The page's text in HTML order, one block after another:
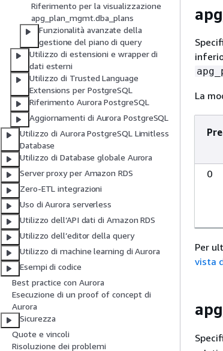
Riferimento per la visualizzazione
apg_plan_mgmt.dba_plans
Funzionalità avanzate della
gestione del piano di query
Utilizzo di estensioni e wrapper di
dati esterni
Utilizzo di Trusted Language
Extensions per PostgreSQL
Riferimento Aurora PostgreSQL
Aggiornamenti di Aurora PostgreSQL
Utilizzo di Aurora PostgreSQL Limitless
Database
Utilizzo di Database globale Aurora
Server proxy per Amazon RDS
Zero-ETL integrazioni
Uso di Aurora serverless
Utilizzo dell’API dati di Amazon RDS
Utilizzo dell’editor della query
Utilizzo di machine learning di Aurora
Esempi di codice
Best practice con Aurora
Esecuzione di un proof of concept di
Aurora
Sicurezza
Quote e vincoli
Risoluzione dei problemi
La
0
Per
vista